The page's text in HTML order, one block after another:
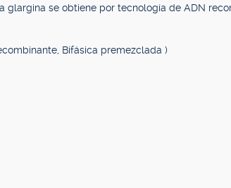
glargina se obtiene por tecnología de ADN
Bifásica premezclada )